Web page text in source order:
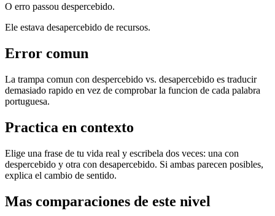
O erro passou despercebido.
Ele estava desapercebido de recursos.
Error comun
La trampa comun con despercebido vs. desapercebido es traducir
demasiado rapido en vez de comprobar la funcion de cada palabra
portuguesa.
Practica en contexto
Elige una frase de tu vida real y escribela dos veces: una con
despercebido y otra con desapercebido. Si ambas parecen posibles,
explica el cambio de sentido.
Mas comparaciones de este nivel